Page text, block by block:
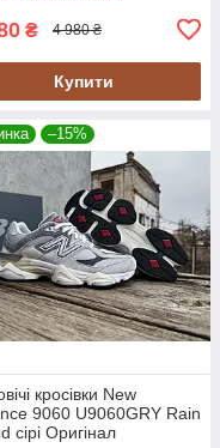
₴ 4 980 ₴
Купити
–15%
кросівки New
9060 U9060GRY Rain
сірі Оригінал